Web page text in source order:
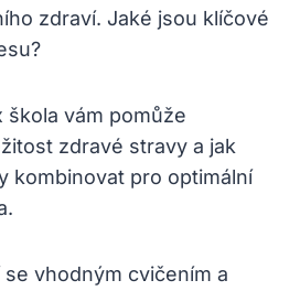
zdraví. Jaké jsou klíčové
škola vám pomůže
zdravé stravy a jak
kombinovat pro optimální
se vhodným cvičením a